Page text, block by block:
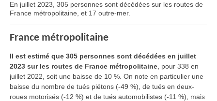
En juillet 2023, 305 personnes sont décédées sur les routes de
France métropolitaine, et 17 outre-mer.
France métropolitaine
Il est estimé que 305 personnes sont décédées en juillet
2023 sur les routes de France métropolitaine , pour 338 en
juillet 2022, soit une baisse de 10 %. On note en particulier une
baisse du nombre de tués piétons (-49 %), de tués en deux-
roues motorisés (-12 %) et de tués automobilistes (-11 %), mais